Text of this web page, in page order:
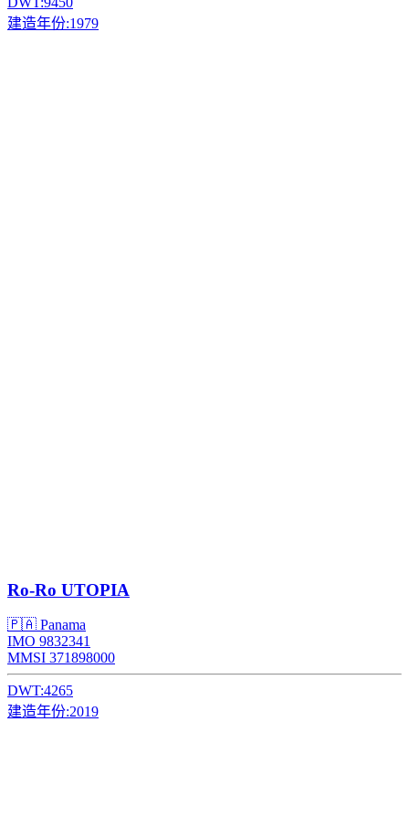
建造年份:1979
Ro-Ro UTOPIA
🇵🇦 Panama
IMO 9832341
MMSI 371898000
DWT:4265
建造年份:2019